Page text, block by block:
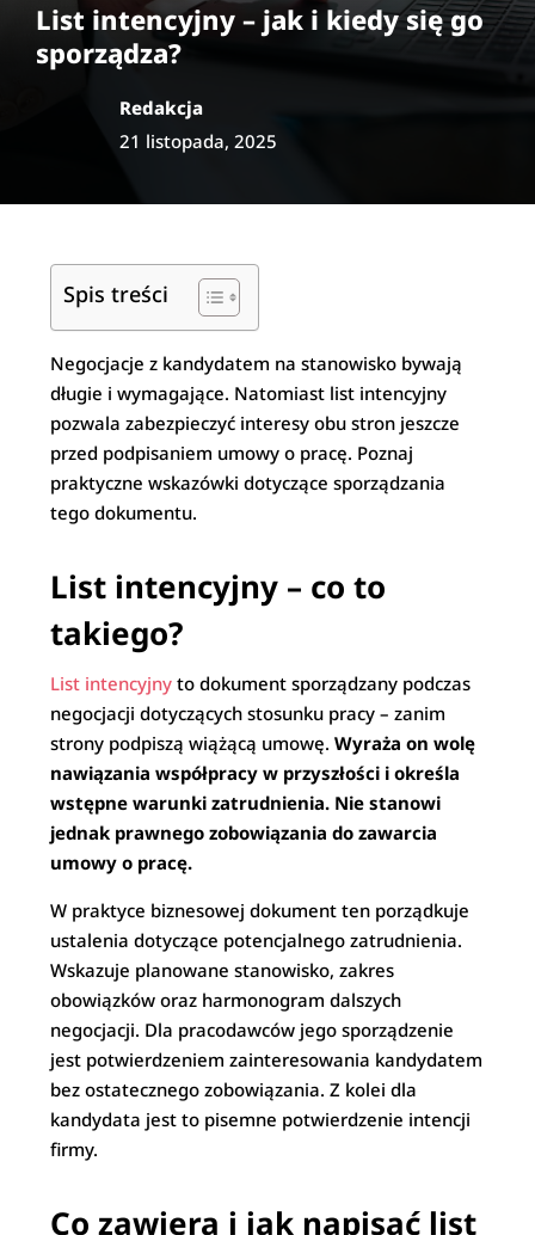
List intencyjny – jak i kiedy się go
sporządza?
Redakcja
21 listopada, 2025
Spis treści
Negocjacje z kandydatem na stanowisko bywają
długie i wymagające. Natomiast list intencyjny
pozwala zabezpieczyć interesy obu stron jeszcze
przed podpisaniem umowy o pracę. Poznaj
praktyczne wskazówki dotyczące sporządzania
tego dokumentu.
List intencyjny – co to
takiego?
List intencyjny to dokument sporządzany podczas
negocjacji dotyczących stosunku pracy – zanim
strony podpiszą wiążącą umowę.Wyraża on wolę
nawiązania współpracy w przyszłości i określa
wstępne warunki zatrudnienia. Nie stanowi
jednak prawnego zobowiązania do zawarcia
umowy o pracę.
W praktyce biznesowej dokument ten porządkuje
ustalenia dotyczące potencjalnego zatrudnienia.
Wskazuje planowane stanowisko, zakres
obowiązków oraz harmonogram dalszych
negocjacji. Dla pracodawców jego sporządzenie
jest potwierdzeniem zainteresowania kandydatem
bez ostatecznego zobowiązania. Z kolei dla
kandydata jest to pisemne potwierdzenie intencji
firmy.
Co zawiera i jak napisać list